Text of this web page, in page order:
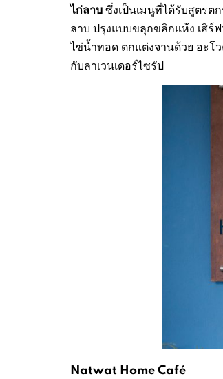
ไก่ลาบซึ่งเป็นเมนูที่ได้รับสูตร
ลาบ ปรุงแบบขลุกขลิกแห้ง เสิร์
ไข่น้ำทอด ตกแต่งจานด้วย อะโ
กับลาเวนเดอร์ไซรัป
Natwat Home Café